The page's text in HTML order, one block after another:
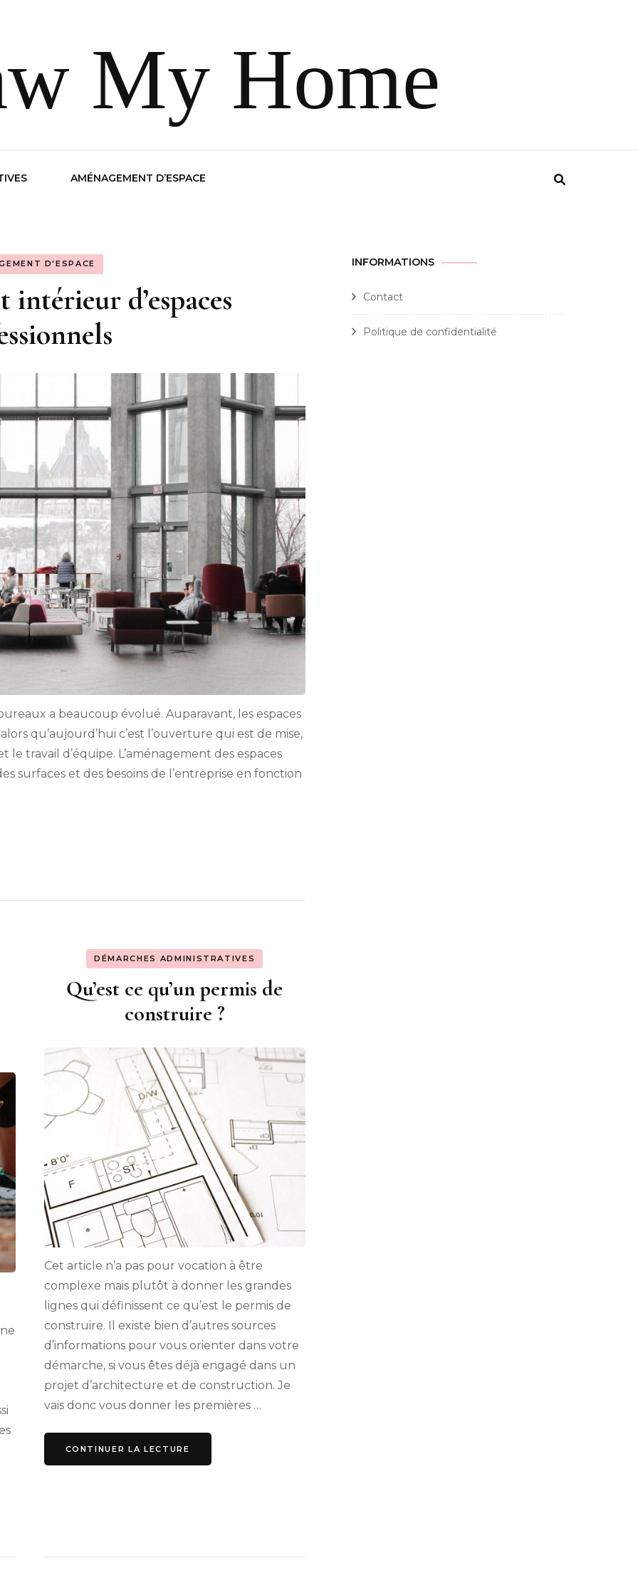
My Home
AMÉNAGEMENT D’ESPACE
D'ESPACE
intérieur d’espaces
a beaucoup évolué. Auparavant, les espaces
qu’aujourd’hui c’est l’ouverture qui est de mise,
le travail d’équipe. L’aménagement des espaces
surfaces et des besoins de l’entreprise en fonction
DÉMARCHES ADMINISTRATIVES
Qu’est ce qu’un permis de
construire ?
Cet article n’a pas pour vocation à être
complexe mais plutôt à donner les grandes
lignes qui définissent ce qu’est le permis de
construire. Il existe bien d’autres sources
d’informations pour vous orienter dans votre
démarche, si vous êtes déjà engagé dans un
projet d’architecture et de construction. Je
vais donc vous donner les premières …
CONTINUER LA LECTURE
INFORMATIONS
Contact
Politique de confidentialité